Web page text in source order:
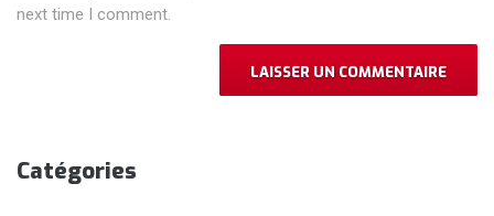
next time I comment.
Catégories